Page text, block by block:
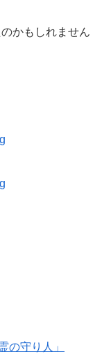
かもしれません
の守り人」